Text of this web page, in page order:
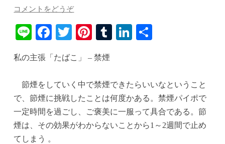
コメントをどうぞ
Li
Fa
bo
ok
T
tte
r
Pi
er
es
t
T
bl
r
Li
In
私の主張「たばこ」 – 禁煙
節煙をしていく中で禁煙できたらいいなということ
で、節煙に挑戦したことは何度かある。禁煙パイポで
一定時間を過ごし、ご褒美に一服って具合である。節
煙は、その効果がわからないことから1～2週間で止め
てしまう 。